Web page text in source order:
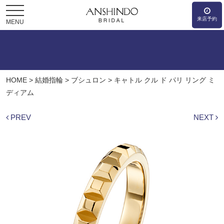
MENU 来店予約
HOME > 結婚指輪 > ブシュロン > キャトル クル ド パリ リング ミ
ディアム
PREV NEXT